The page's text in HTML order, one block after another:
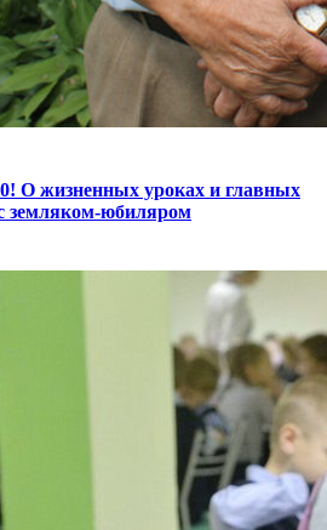
О жизненных уроках и главных
земляком-юбиляром